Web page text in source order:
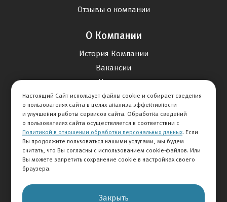
Отзывы о компании
О Компании
История Компании
Вакансии
Новости
Карта сайта
Контакты
+7 495 292-60-60
Настоящий Сайт использует файлы cookie и собирает сведения
о пользователях сайта в целях анализа эффективности
и улучшения работы сервисов сайта. Обработка сведений
о пользователях сайта осуществляется в соответствии с
Политикой в отношении обработки персональных данных. Если
Вы продолжите пользоваться нашими услугами, мы будем
считать, что Вы согласны с использованием cookie-файлов. Или
Вы можете запретить сохранение cookie в настройках своего
браузера.
Закрыть